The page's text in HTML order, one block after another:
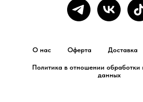
О нас Оферта Доставка
Политика в отношении обработки
данных